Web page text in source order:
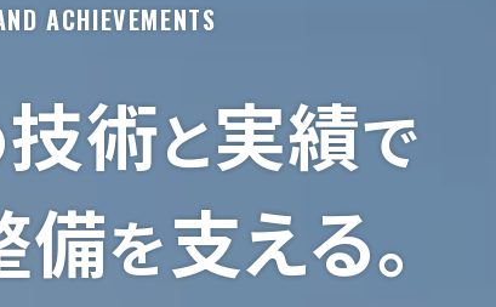
ACHIEVEMENTS
技術と実績で
備を支える｡